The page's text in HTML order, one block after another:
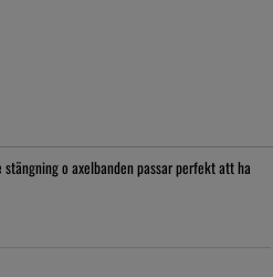
o axelbanden passar perfekt att ha